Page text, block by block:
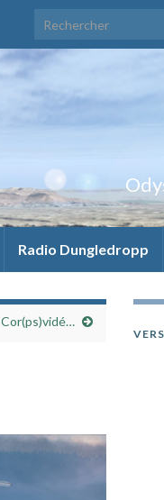
Search for:
Radio Dungledropp
Cor(ps)vidé…